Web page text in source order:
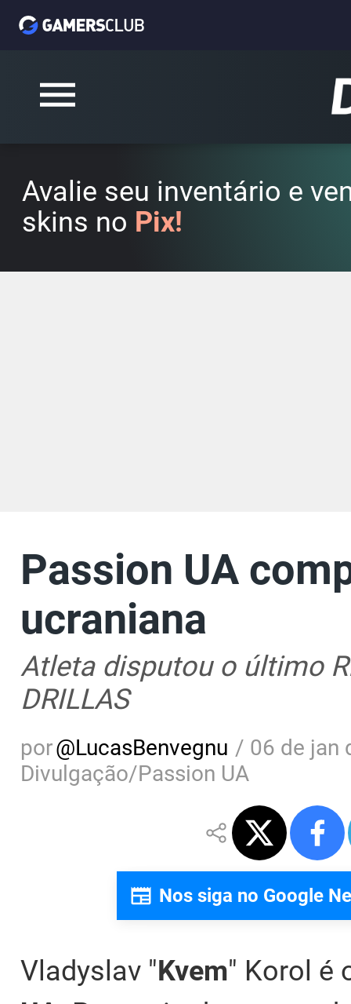
Avalie seu inventário e
skins no Pix!
Passion UA
ucraniana
Atleta disputou o último
DRILLAS
por@LucasBenvegnu / 06 de jan
Divulgação/Passion UA
Nos siga no Google
Vladyslav "Kvem" Korol é